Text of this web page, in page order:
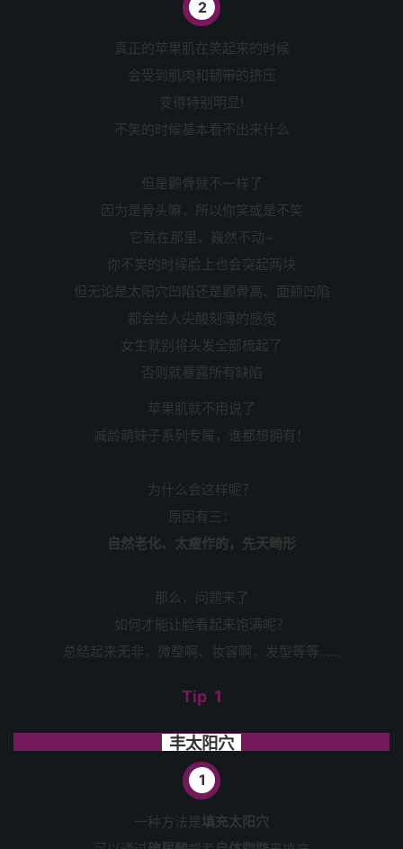
2
真正的苹果肌在笑起来的时候
会受到肌肉和韧带的挤压
变得特别明显!
不笑的时候基本看不出来什么
但是颧骨就不一样了
因为是骨头嘛，所以你笑或是不笑
它就在那里，巍然不动~
你不笑的时候脸上也会突起两块
但无论是太阳穴凹陷还是颧骨高、面颊凹陷
都会给人尖酸刻薄的感觉
女生就别将头发全部梳起了
否则就暴露所有缺陷
苹果肌就不用说了
减龄萌妹子系列专属，谁都想拥有！
为什么会这样呢？
原因有三：
自然老化、太瘦作的，先天畸形
那么，问题来了
如何才能让脸看起来饱满呢？
总结起来无非，微整啊、妆容啊，发型等等……
Tip 1
丰太阳穴
1
一种方法是填充太阳穴